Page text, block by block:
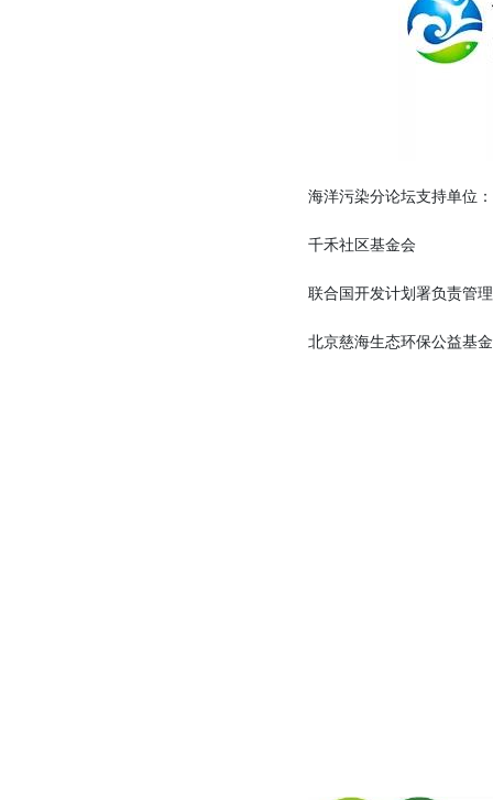
海洋污染分论坛支持单位：
千禾社区基金会
联合国开发计划署负责管
北京慈海生态环保公益基